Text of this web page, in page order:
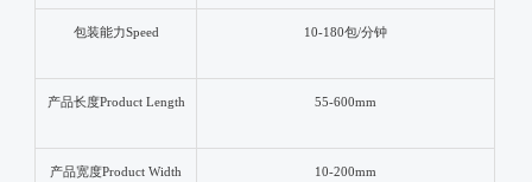
包装能力Speed 10-180包/分钟
产品长度Product Length 55-600mm
产品宽度Product Width 10-200mm